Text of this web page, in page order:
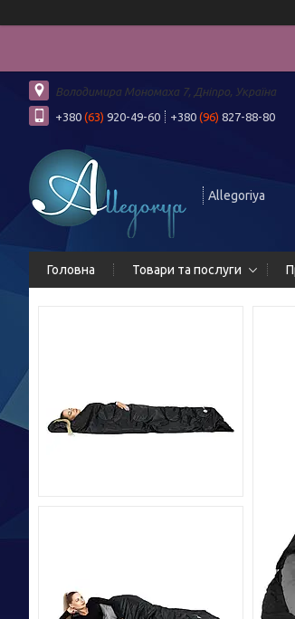
Володимира Мономаха 7, Дніпро, Україна
+380 (63) 920-49-60 +380 (96) 827-88-80
Allegoriya
Головна Товари та послуги